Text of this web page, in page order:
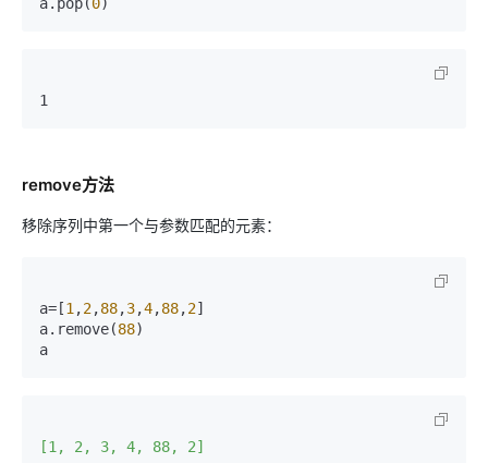
1
remove方法
移除序列中第一个与参数匹配的元素：
a=[1 ,2,88,3,4,88,2]
a.remove(88)
a
[1, 2, 3, 4, 88, 2]